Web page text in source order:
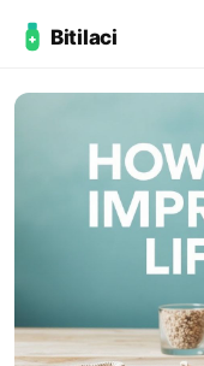
Bitilaci